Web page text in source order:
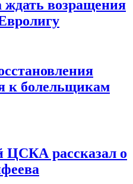
ждать возращения
к болельщикам
ЦСКА рассказал о